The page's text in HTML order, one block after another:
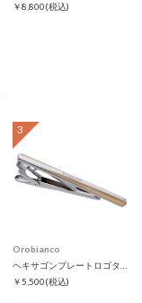
￥8,800(税込)
3
Orobianco
￥5,500(税込)